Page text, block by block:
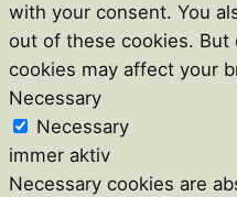
with your consent. You
out of these cookies.
cookies may affect your
Necessary
Necessary
immer aktiv
Necessary cookies are